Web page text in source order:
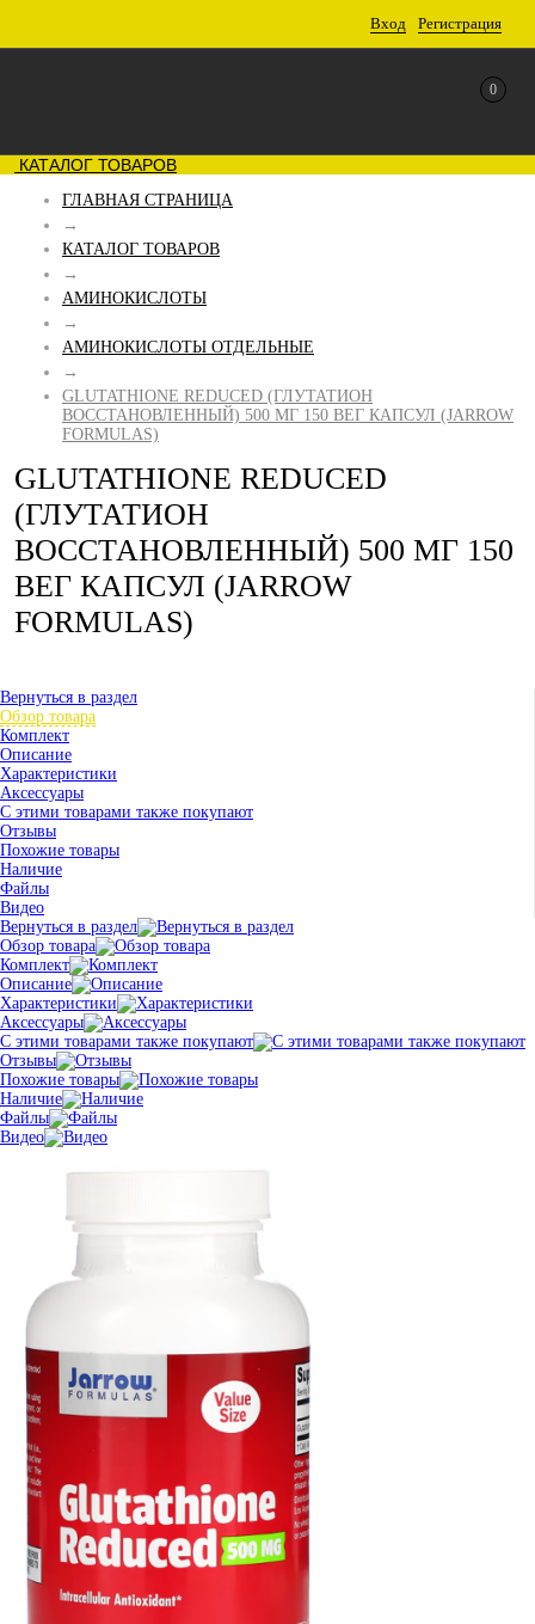
Вход Регистрация
0
КАТАЛОГ ТОВАРОВ
ГЛАВНАЯ СТРАНИЦА
→
КАТАЛОГ ТОВАРОВ
→
АМИНОКИСЛОТЫ
→
АМИНОКИСЛОТЫ ОТДЕЛЬНЫЕ
→
GLUTATHIONE REDUCED (ГЛУТАТИОН
ВОССТАНОВЛЕННЫЙ) 500 МГ 150 ВЕГ КАПСУЛ (JARROW
FORMULAS)
GLUTATHIONE REDUCED
(ГЛУТАТИОН
ВОССТАНОВЛЕННЫЙ) 500 МГ 150
ВЕГ КАПСУЛ (JARROW
FORMULAS)
Вернуться в раздел
Обзор товара
Комплект
Описание
Характеристики
Аксессуары
С этими товарами также покупают
Отзывы
Похожие товары
Наличие
Файлы
Видео
Вернуться в раздел
Обзор товара
Комплект
Описание
Характеристики
Аксессуары
С этими товарами также покупают
Отзывы
Похожие товары
Наличие
Файлы
Видео